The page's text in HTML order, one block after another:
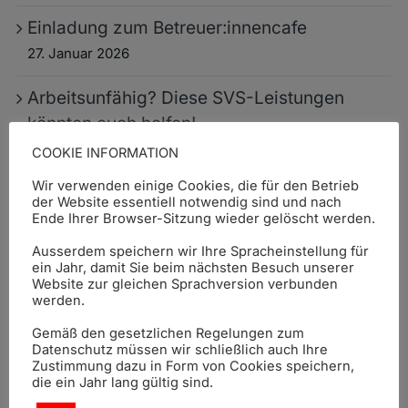
Einladung zum Betreuer:innencafe
27. Januar 2026
Arbeitsunfähig? Diese SVS-Leistungen
könnten euch helfen!
21. Januar 2026
Erstes Betreuer:innencafe 2026
16. Januar 2026
DREPT ist jetzt neu auf Instagram!
8. Januar 2026
Einladung zum Betreuer:innencafe in
Vöklabruck, 19.11.2025 und 17.12.2025,
13:00 – 15:00
COOKIE INFORMATION
Wir verwenden einige Cookies, die für den Betrieb
der Website essentiell notwendig sind und nach
Ende Ihrer Browser-Sitzung wieder gelöscht werden.
Ausserdem speichern wir Ihre Spracheinstellung für
ein Jahr, damit Sie beim nächsten Besuch unserer
Website zur gleichen Sprachversion verbunden
werden.
Gemäß den gesetzlichen Regelungen zum
Datenschutz müssen wir schließlich auch Ihre
Zustimmung dazu in Form von Cookies speichern,
die ein Jahr lang gültig sind.